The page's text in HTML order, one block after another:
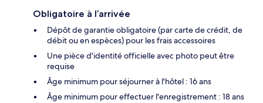
Obligatoire à l’arrivée
Dépôt de garantie obligatoire (par carte de crédit, de
débit ou en espèces) pour les frais accessoires
Une pièce d'identité officielle avec photo peut être
requise
Âge minimum pour séjourner à l'hôtel : 16 ans
Âge minimum pour effectuer l'enregistrement : 18 ans